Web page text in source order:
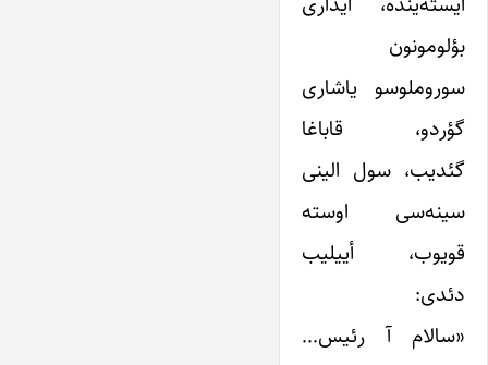
بؤلومونون
سوروملوسو یاشاری
گؤردو، قاباغا
گئدیب، سول الینی
سینه‌سی اوسته
قویوب، أییلیب
دئدی:
«سالام آ رئیس…